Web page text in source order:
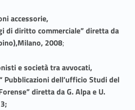
accessorie,
di diritto commerciale” diretta da
2008;
e società tra avvocati,
Pubblicazioni dell’ufficio Studi del
diretta da G. Alpa e U.